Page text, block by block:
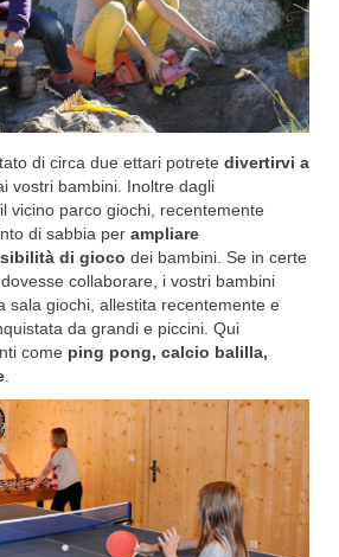
di circa due ettari potrete divertirvi a
vostri bambini. Inoltre dagli
vicino parco giochi, recentemente
di sabbia per ampliare
di gioco dei bambini. Se in certe
collaborare, i vostri bambini
sala giochi, allestita recentemente e
da grandi e piccini. Qui
come ping pong, calcio balilla,
.